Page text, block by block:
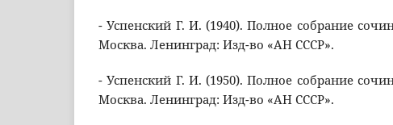
- Успенский Г. И. (1940). Полное собрание
Москва. Ленинград: Изд-во «АН СССР».
- Успенский Г. И. (1950). Полное собрание
Москва. Ленинград: Изд-во «АН СССР».